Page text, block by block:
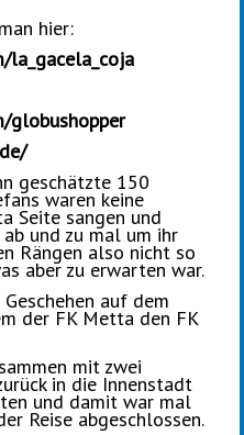
hier:
la_gacela_coja
globushopper
geschätzte 150
waren keine
Seite sangen und
und zu mal um ihr
Rängen also nicht so
aber zu erwarten war.
auf dem
der FK Metta den FK
mit zwei
in die Innenstadt
und damit war mal
Reise abgeschlossen.